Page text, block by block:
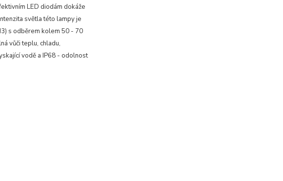
LED diodám dokáže
světla této lampy je
s odběrem kolem 50 - 70
vůči teplu, chladu,
vodě a IP68 - odolnost